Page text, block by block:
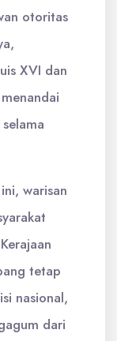
otoritas
XVI dan
warisan
tetap
nasional,
dari